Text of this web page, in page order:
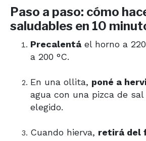
Paso a paso: cómo
saludables en 10
Precalentá el horno a
a 200 °C.
En una ollita, poné a
agua con una pizca de
elegido.
Cuando hierva, retirá del